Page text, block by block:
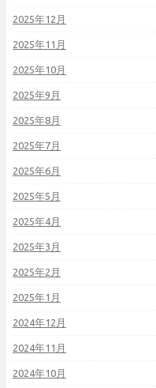
2025年12月
2025年11月
2025年10月
2025年9月
2025年8月
2025年7月
2025年6月
2025年5月
2025年4月
2025年3月
2025年2月
2025年1月
2024年12月
2024年11月
2024年10月